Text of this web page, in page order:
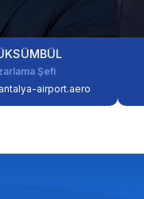
Şefi
airport.aero